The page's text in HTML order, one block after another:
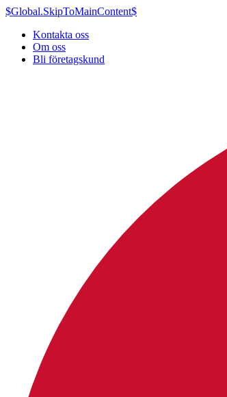
$Global.SkipToMainContent$
Kontakta oss
Om oss
Bli företagskund